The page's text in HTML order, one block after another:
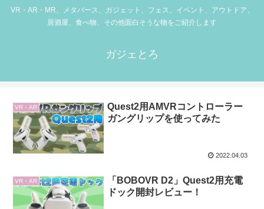
VR・AR・MR、メタバース、ガジェット、フェス、イベント、アウトドア、
居酒屋、食べ物、その他面白そうな物をご紹介します
ガジェとろ
VR・AR
Quest2用AMVRコントローラー
ガングリップを使ってみた
2022.04.03
VR・AR
「BOBOVR D2」Quest2用充電
ドック開封レビュー！